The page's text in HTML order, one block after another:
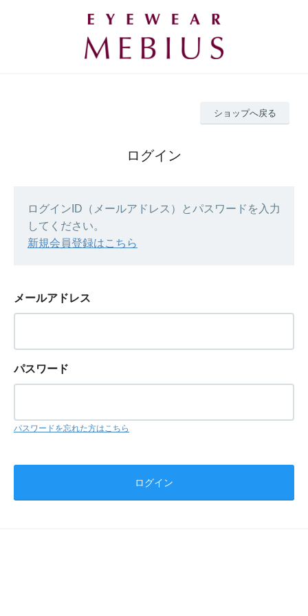
ショップへ戻る
ログイン
ログインID（メールアドレス）とパスワードを入力
してください。
新規会員登録はこちら
メールアドレス
パスワード
パスワードを忘れた方はこちら